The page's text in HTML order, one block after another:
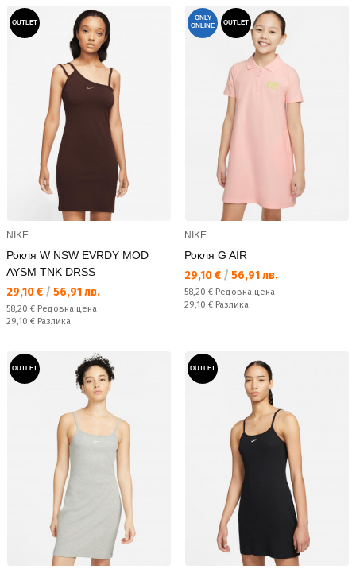
OUTLET
NIKE
Рокля W NSW EVRDY MOD
AYSM TNK DRSS
Текуща цена:
29,10 € / 56,91 лв.
Редовна цена:
58,20 € Редовна цена
Спестявате:
29,10 € Разлика
ONLY
ONLINE
OUTLET
NIKE
Рокля G AIR
Текуща цена:
29,10 € / 56,91 лв.
Редовна цена:
58,20 € Редовна цена
Спестявате:
29,10 € Разлика
OUTLET OUTLET